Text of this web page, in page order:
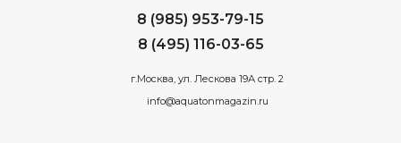
8 (985) 953-79-15
8 (495) 116-03-65
г.Москва, ул. Лескова 19А стр. 2
info@aquatonmagazin.ru